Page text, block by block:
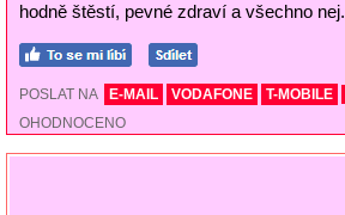
hodně štěstí, pevné zdraví a všechno nej.
POSLAT NA E-MAIL VODAFONE T-MOBILE
OHODNOCENO